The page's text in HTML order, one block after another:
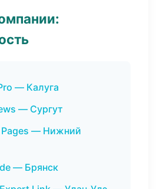
— Калуга
— Сургут
Pages — Нижний
— Брянск